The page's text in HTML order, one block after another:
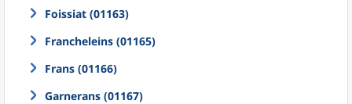
Foissiat (01163)
Francheleins (01165)
Frans (01166)
Garnerans (01167)